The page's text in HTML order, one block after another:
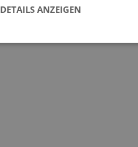
DETAILS ANZEIGEN